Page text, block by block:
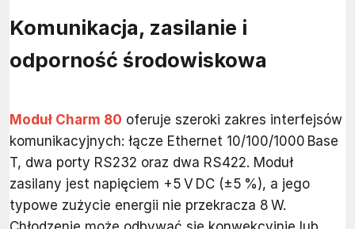
Komunikacja, zasilanie i
odporność środowiskowa
Moduł Charm 80 oferuje szeroki zakres interfejsów
komunikacyjnych: łącze Ethernet 10/100/1000 Base
T, dwa porty RS232 oraz dwa RS422. Moduł
zasilany jest napięciem +5 V DC (±5 %), a jego
typowe zużycie energii nie przekracza 8 W.